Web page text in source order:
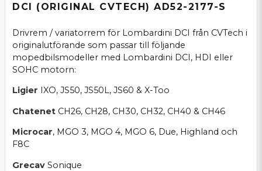
DCI (ORIGINAL CVTECH) AD52-2177-S
Drivrem / variatorrem för Lombardini DCI från CVTech i
originalutförande som passar till följande
mopedbilsmodeller med Lombardini DCI, HDI eller
SOHC motorn:
Ligier IXO, JS50, JS50L, JS60 & X-Too
Chatenet CH26, CH28, CH30, CH32, CH40 & CH46
Microcar, MGO 3, MGO 4, MGO 6, Due, Highland och
F8C
Grecav Sonique